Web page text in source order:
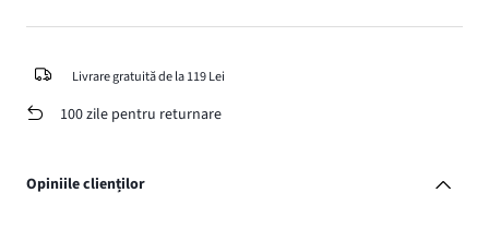
Livrare gratuită de la 119 Lei
100 zile pentru returnare
Opiniile clienților